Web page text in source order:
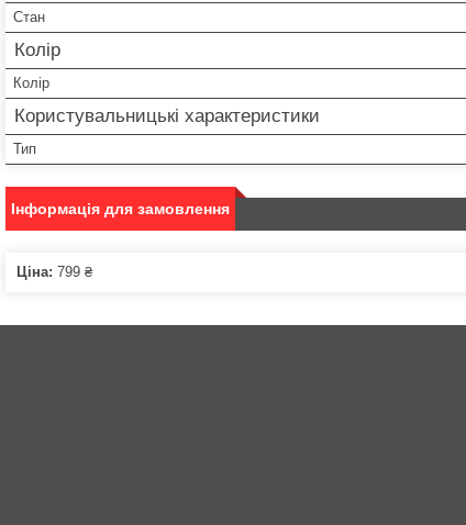
Стан
Колір
Колір
Користувальницькі характеристики
Тип
Інформація для замовлення
Ціна: 799 ₴